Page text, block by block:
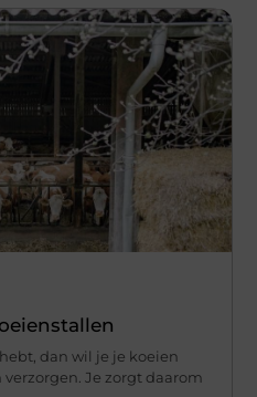
dan wil je je koeien
Je zorgt daarom